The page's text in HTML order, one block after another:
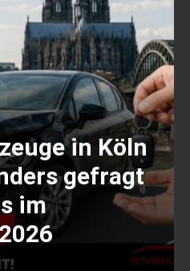
in Köln
gefragt
im